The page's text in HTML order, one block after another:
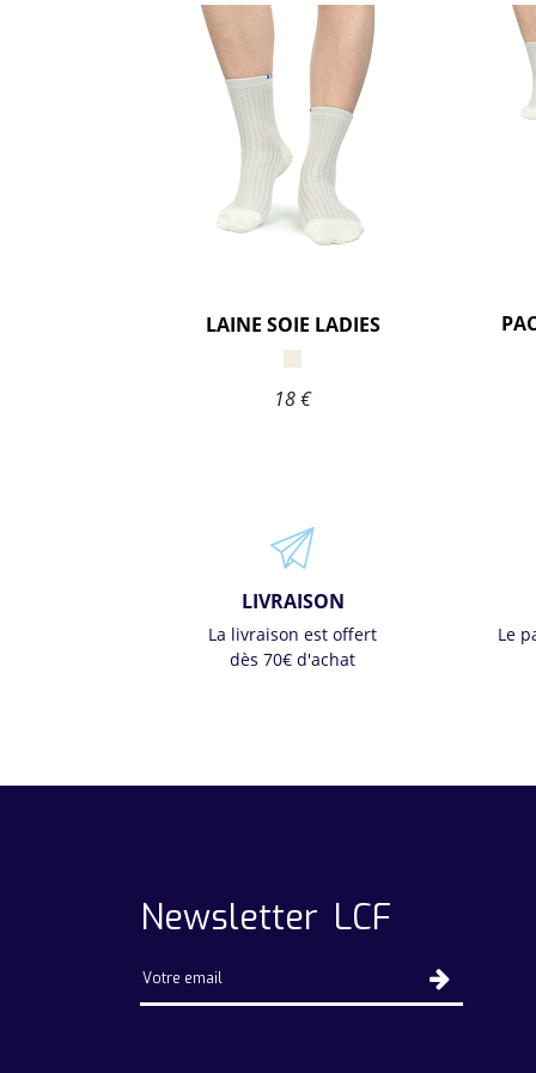
LAINE SOIE LADIES
18 €
LIVRAISON
La livraison est offert
dès 70€ d'achat
Le
Newsletter LCF